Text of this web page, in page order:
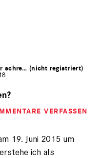
schre… (nicht registriert)
VERFASSEN
19. Juni 2015 um
ich als